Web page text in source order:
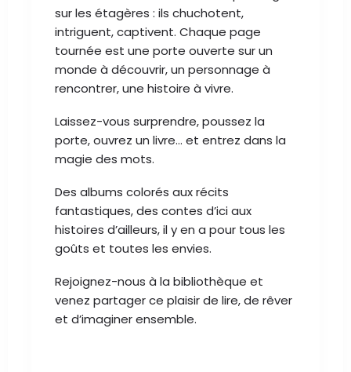
sur les étagères : ils chuchotent,
intriguent, captivent. Chaque page
tournée est une porte ouverte sur un
monde à découvrir, un personnage à
rencontrer, une histoire à vivre.
Laissez-vous surprendre, poussez la
porte, ouvrez un livre… et entrez dans la
magie des mots.
Des albums colorés aux récits
fantastiques, des contes d’ici aux
histoires d’ailleurs, il y en a pour tous les
goûts et toutes les envies.
Rejoignez-nous à la bibliothèque et
venez partager ce plaisir de lire, de rêver
et d’imaginer ensemble.